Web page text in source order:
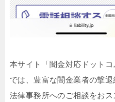
本サイト「闇金対応ドット
では、豊富な闇金業者の撃
法律事務所へのご相談をおス